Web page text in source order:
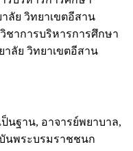
ลัย วิทยาเขตอีสาน
ชาการบริหารการศึกษา
ลัย วิทยาเขตอีสาน
นฐาน, อาจารย์พยาบาล,
นพระบรมราชชนก